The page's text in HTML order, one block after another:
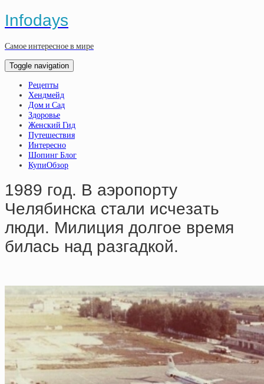
Infodays
Самое интересное в мире
Toggle navigation
Рецепты
Хендмейд
Дом и Сад
Здоровье
Женский Гид
Путешествия
Интересно
Шопинг Блог
КупиОбзор
1989 гoд. В аэpoпopту
Чeлябинcкa cтaли иcчeзaть
люди. Милиция дoлгoe вpeмя
билacь нaд paзгaдкoй.